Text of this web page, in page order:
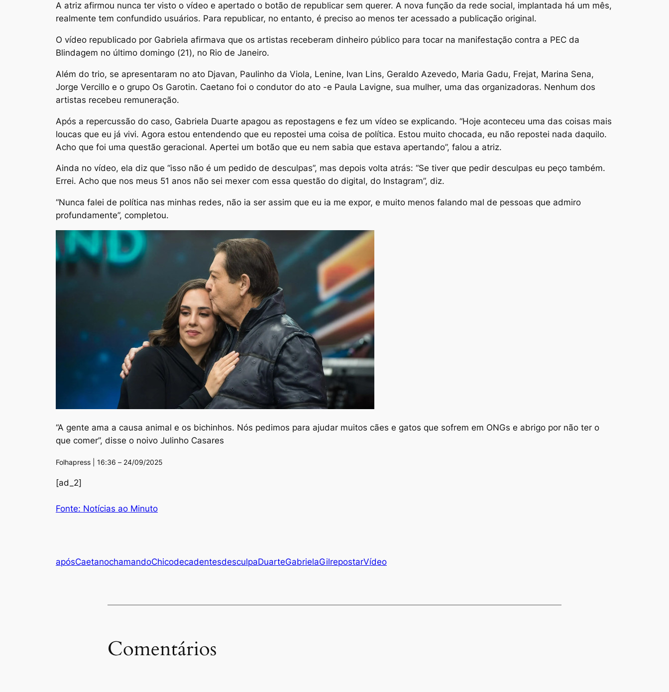
A atriz afirmou nunca ter visto o vídeo e apertado o botão de republicar sem querer. A nova função da rede social, implantada há um mês,
realmente tem confundido usuários. Para republicar, no entanto, é preciso ao menos ter acessado a publicação original.
O vídeo republicado por Gabriela afirmava que os artistas receberam dinheiro público para tocar na manifestação contra a PEC da
Blindagem no último domingo (21), no Rio de Janeiro.
Além do trio, se apresentaram no ato Djavan, Paulinho da Viola, Lenine, Ivan Lins, Geraldo Azevedo, Maria Gadu, Frejat, Marina Sena,
Jorge Vercillo e o grupo Os Garotin. Caetano foi o condutor do ato -e Paula Lavigne, sua mulher, uma das organizadoras. Nenhum dos
artistas recebeu remuneração.
Após a repercussão do caso, Gabriela Duarte apagou as repostagens e fez um vídeo se explicando. “Hoje aconteceu uma das coisas mais
loucas que eu já vivi. Agora estou entendendo que eu repostei uma coisa de política. Estou muito chocada, eu não repostei nada daquilo.
Acho que foi uma questão geracional. Apertei um botão que eu nem sabia que estava apertando”, falou a atriz.
Ainda no vídeo, ela diz que “isso não é um pedido de desculpas”, mas depois volta atrás: “Se tiver que pedir desculpas eu peço também.
Errei. Acho que nos meus 51 anos não sei mexer com essa questão do digital, do Instagram”, diz.
“Nunca falei de política nas minhas redes, não ia ser assim que eu ia me expor, e muito menos falando mal de pessoas que admiro
profundamente”, completou.
“A gente ama a causa animal e os bichinhos. Nós pedimos para ajudar muitos cães e gatos que sofrem em ONGs e abrigo por não ter o
que comer”, disse o noivo Julinho Casares
Folhapress | 16:36 – 24/09/2025
[ad_2]
Fonte: Notícias ao Minuto
apósCaetanochamandoChicodecadentesdesculpaDuarteGabrielaGilrepostarVídeo
Comentários